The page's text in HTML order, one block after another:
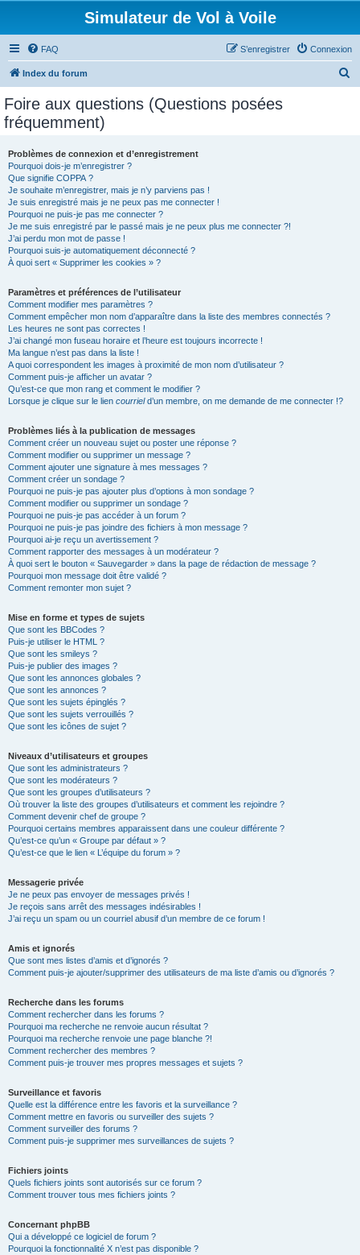
Simulateur de Vol à Voile
FAQ Connexion
S’enregistrer
Index du forum
Foire aux questions (Questions posées
fréquemment)
Problèmes de connexion et d’enregistrement
Pourquoi dois-je m’enregistrer ?
Que signifie COPPA ?
Je souhaite m’enregistrer, mais je n’y parviens pas !
Je suis enregistré mais je ne peux pas me connecter !
Pourquoi ne puis-je pas me connecter ?
Je me suis enregistré par le passé mais je ne peux plus me connecter ?!
J’ai perdu mon mot de passe !
Pourquoi suis-je automatiquement déconnecté ?
À quoi sert « Supprimer les cookies » ?
Paramètres et préférences de l’utilisateur
Comment modifier mes paramètres ?
Comment empêcher mon nom d’apparaître dans la liste des membres connectés ?
Les heures ne sont pas correctes !
J’ai changé mon fuseau horaire et l’heure est toujours incorrecte !
Ma langue n’est pas dans la liste !
A quoi correspondent les images à proximité de mon nom d’utilisateur ?
Comment puis-je afficher un avatar ?
Qu’est-ce que mon rang et comment le modifier ?
Lorsque je clique sur le lien courrield’un membre, on me demande de me connecter !?
Problèmes liés à la publication de messages
Comment créer un nouveau sujet ou poster une réponse ?
Comment modifier ou supprimer un message ?
Comment ajouter une signature à mes messages ?
Comment créer un sondage ?
Pourquoi ne puis-je pas ajouter plus d’options à mon sondage ?
Comment modifier ou supprimer un sondage ?
Pourquoi ne puis-je pas accéder à un forum ?
Pourquoi ne puis-je pas joindre des fichiers à mon message ?
Pourquoi ai-je reçu un avertissement ?
Comment rapporter des messages à un modérateur ?
À quoi sert le bouton « Sauvegarder » dans la page de rédaction de message ?
Pourquoi mon message doit être validé ?
Comment remonter mon sujet ?
Mise en forme et types de sujets
Que sont les BBCodes ?
Puis-je utiliser le HTML ?
Que sont les smileys ?
Puis-je publier des images ?
Que sont les annonces globales ?
Que sont les annonces ?
Que sont les sujets épinglés ?
Que sont les sujets verrouillés ?
Que sont les icônes de sujet ?
Niveaux d’utilisateurs et groupes
Que sont les administrateurs ?
Que sont les modérateurs ?
Que sont les groupes d’utilisateurs ?
Où trouver la liste des groupes d’utilisateurs et comment les rejoindre ?
Comment devenir chef de groupe ?
Pourquoi certains membres apparaissent dans une couleur différente ?
Qu’est-ce qu’un « Groupe par défaut » ?
Qu’est-ce que le lien « L’équipe du forum » ?
Messagerie privée
Je ne peux pas envoyer de messages privés !
Je reçois sans arrêt des messages indésirables !
J’ai reçu un spam ou un courriel abusif d’un membre de ce forum !
Amis et ignorés
Que sont mes listes d’amis et d’ignorés ?
Comment puis-je ajouter/supprimer des utilisateurs de ma liste d’amis ou d’ignorés ?
Recherche dans les forums
Comment rechercher dans les forums ?
Pourquoi ma recherche ne renvoie aucun résultat ?
Pourquoi ma recherche renvoie une page blanche ?!
Comment rechercher des membres ?
Comment puis-je trouver mes propres messages et sujets ?
Surveillance et favoris
Quelle est la différence entre les favoris et la surveillance ?
Comment mettre en favoris ou surveiller des sujets ?
Comment surveiller des forums ?
Comment puis-je supprimer mes surveillances de sujets ?
Fichiers joints
Quels fichiers joints sont autorisés sur ce forum ?
Comment trouver tous mes fichiers joints ?
Concernant phpBB
Qui a développé ce logiciel de forum ?
Pourquoi la fonctionnalité X n’est pas disponible ?